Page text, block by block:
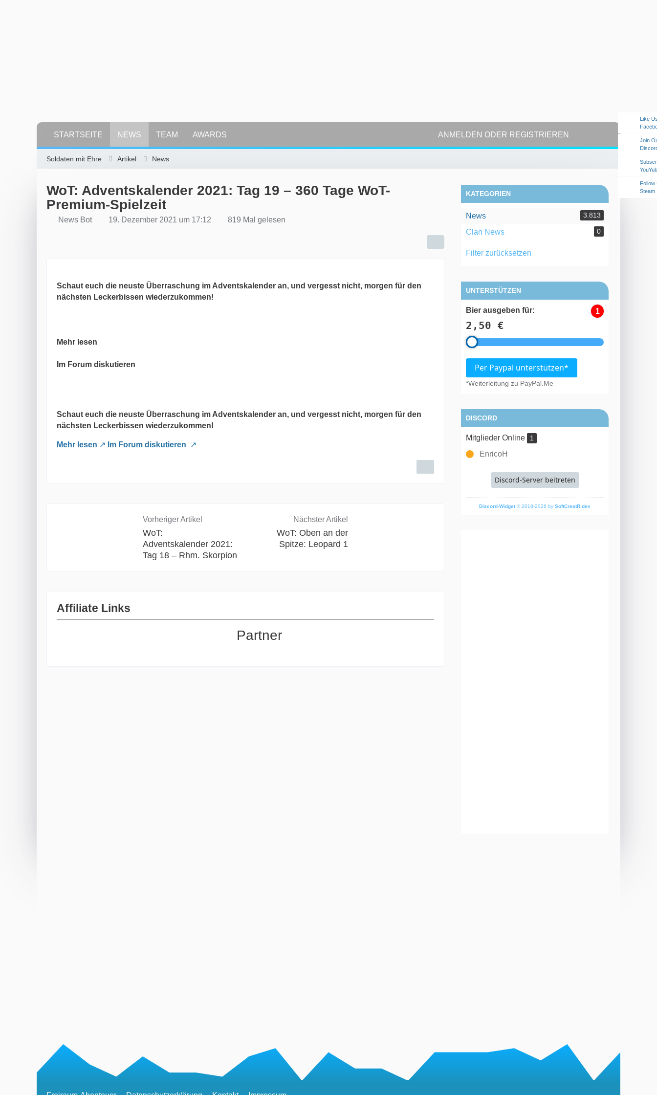
STARTSEITE NEWS TEAM AWARDS ANMELDEN ODER REGISTRIEREN
Soldaten mit Ehre Artikel News
WoT: Adventskalender 2021: Tag 19 – 360 Tage WoT-
Premium-Spielzeit
News Bot 19. Dezember 2021 um 17:12 819 Mal gelesen
Schaut euch die neuste Überraschung im Adventskalender an, und vergesst nicht, morgen für den
nächsten Leckerbissen wiederzukommen!
Mehr lesen
Im Forum diskutieren
Schaut euch die neuste Überraschung im Adventskalender an, und vergesst nicht, morgen für den
nächsten Leckerbissen wiederzukommen!
Mehr lesen Im Forum diskutieren
Vorheriger Artikel
WoT:
Adventskalender 2021:
Tag 18 – Rhm. Skorpion
Nächster Artikel
WoT: Oben an der
Spitze: Leopard 1
Affiliate Links
Partner
KATEGORIEN
News 3.813
Clan News 0
Filter zurücksetzen
UNTERSTÜTZEN
Bier ausgeben für:
2,50 €
1
Per Paypal unterstützen*
*Weiterleitung zu PayPal.Me
DISCORD
Mitglieder Online 1
EnricoH
Discord-Server beitreten
Discord-Widget© 2018-2026 by SoftCreatR.dev
Like
Join
Follow
Steam